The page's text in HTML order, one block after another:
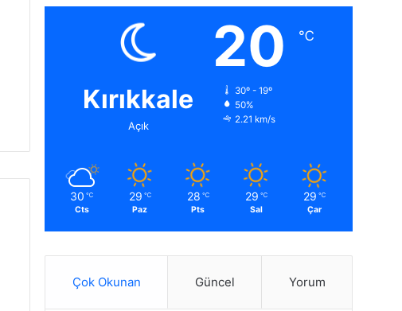
Kırıkkale
Açık
20 ℃
30º - 19º
50%
2.21 km/s
30 ℃
Cts
29 ℃
Paz
28 ℃
Pts
29 ℃
Sal
29 ℃
Çar
Çok Okunan Güncel Yorum